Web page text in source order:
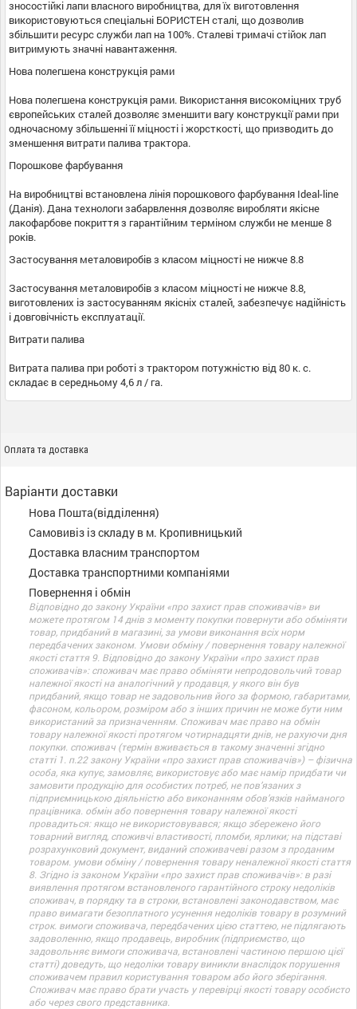
зносостійкілапи власного виробництва, дляїх виготовлення
використовуютьсяспеціальні БОРИСТЕНсталі, щодозволив
збільшити ресурсслужбилап на 100%.Сталевітримачістійоклап
витримуютьзначні навантаження.
Нова полегшена конструкція рами
Нова полегшена конструкція рами. Використання високоміцних труб
європейських сталейдозволяєзменшити вагу конструкції рами при
одночасномузбільшенніїї міцності іжорсткості, що призводитьдо
зменшення витрати паливатрактора.
Порошкове фарбування
На виробництві встановленалінія порошкового фарбування Ideal-line
(Данія).Данатехнологизабарвленнядозволяє вироблятиякісне
лакофарбове покриттяз гарантійним терміном служби не менше8
років.
Застосування металовиробівз класом міцності не нижче8.8
Застосування металовиробівз класом міцності не нижче8.8,
виготовлених із застосуванням якісніх сталей, забезпечує надійність
ідовговічністьексплуатації.
Витрати палива
Витрата палива при роботіз трактором потужністю від80 к. с.
складає всередньому4,6л/ га.
Оплата та доставка
Варіанти доставки
Нова Пошта(відділення)
Самовивіз із складу в м. Кропивницький
Доставка власним транспортом
Доставка транспортними компаніями
Повернення і обмін
Відповідно до закону України «про захист прав споживачів» ви
можете протягом 14 днів з моменту покупки повернути або обміняти
товар, придбаний в магазині, за умови виконання всіх норм
передбачених законом. Умови обміну / повернення товару належної
якості стаття 9. Відповідно до закону України «про захист прав
споживачів»: споживач має право обміняти непродовольчий товар
належної якості на аналогічний у продавця, у якого він був
придбаний, якщо товар не задовольнив його за формою, габаритами,
фасоном, кольором, розміром або з інших причин не може бути ним
використаний за призначенням. Споживач має право на обмін
товару належної якості протягом чотирнадцяти днів, не рахуючи дня
покупки. споживач (термін вживається в такому значенні згідно
статті 1. п.22 закону України «про захист прав споживачів») – фізична
особа, яка купує, замовляє, використовує або має намір придбати чи
замовити продукцію для особистих потреб, не пов’язаних з
підприємницькою діяльністю або виконанням обов’язків найманого
працівника. обмін або повернення товару належної якості
провадиться: якщо не використовувався; якщо збережено його
товарний вигляд, споживчі властивості, пломби, ярлики; на підставі
розрахунковий документ, виданий споживачеві разом з проданим
товаром. умови обміну / повернення товару неналежної якості стаття
8. Згідно із законом України «про захист прав споживачів»: в разі
виявлення протягом встановленого гарантійного строку недоліків
споживач, в порядку та в строки, встановлені законодавством, має
право вимагати безоплатного усунення недоліків товару в розумний
строк. вимоги споживача, передбачених цією статтею, не підлягають
задоволенню, якщо продавець, виробник (підприємство, що
задовольняє вимоги споживача, встановлені частиною першою цієї
статті) доведуть, що недоліки товару виникли внаслідок порушення
споживачем правил користування товаром або його зберігання.
Споживач має право брати участь у перевірці якості товару особисто
або через свого представника.